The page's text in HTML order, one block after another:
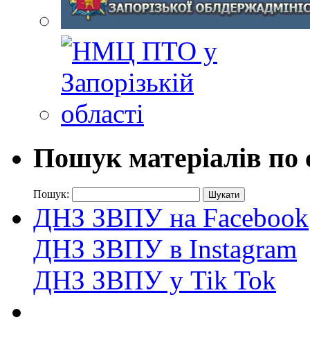
Пошук матеріалів по
Пошук:
ДНЗ ЗВПУ на Facebook
ДНЗ ЗВПУ в Instagram
ДНЗ ЗВПУ у Tik Tok